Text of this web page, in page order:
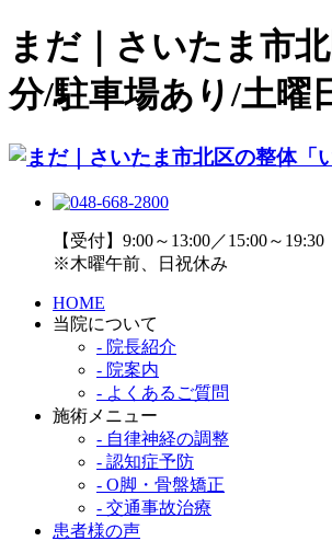
まだ｜さいたま市
分/駐車場あり/土曜
【受付】9:00～13:00／15:00～19:30
※木曜午前、日祝休み
HOME
当院について
- 院長紹介
- 院案内
- よくあるご質問
施術メニュー
- 自律神経の調整
- 認知症予防
- O脚・骨盤矯正
- 交通事故治療
患者様の声